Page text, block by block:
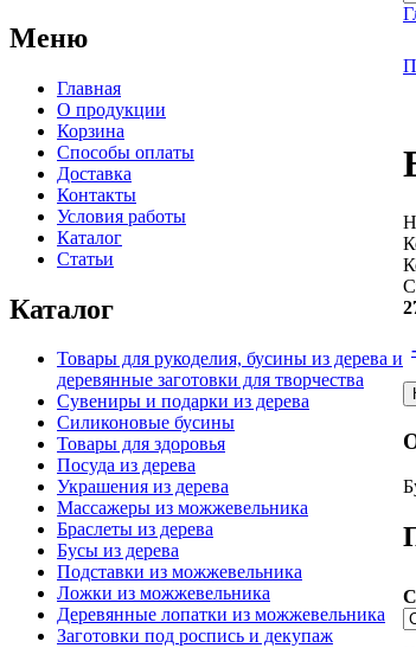
-
Меню
Главная
О продукции
Корзина
Способы оплаты
Доставка
Контакты
Условия работы
Каталог
Статьи
Каталог
Товары для рукоделия, бусины из дерева и
деревянные заготовки для творчества
Сувениры и подарки из дерева
Силиконовые бусины
Товары для здоровья
Посуда из дерева
Украшения из дерева
Массажеры из можжевельника
Браслеты из дерева
Бусы из дерева
Подставки из можжевельника
Ложки из можжевельника
Деревянные лопатки из можжевельника
Заготовки под роспись и декупаж